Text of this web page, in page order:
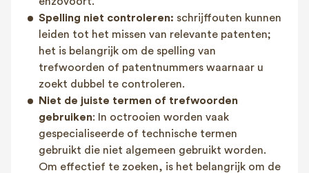
Spelling niet controleren: schrijffouten kunnen
leiden tot het missen van relevante patenten;
het is belangrijk om de spelling van
trefwoorden of patentnummers waarnaar u
zoekt dubbel te controleren.
Niet de juiste termen of trefwoorden
gebruiken: In octrooien worden vaak
gespecialiseerde of technische termen
gebruikt die niet algemeen gebruikt worden.
Om effectief te zoeken, is het belangrijk om de